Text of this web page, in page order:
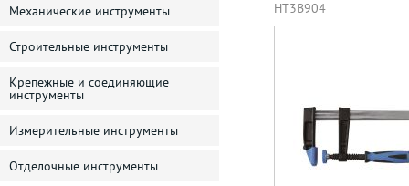
Механические инструменты
Строительные инструменты
Крепежные и соединяющие
инструменты
Измерительные инструменты
Отделочные инструменты
HT3B904